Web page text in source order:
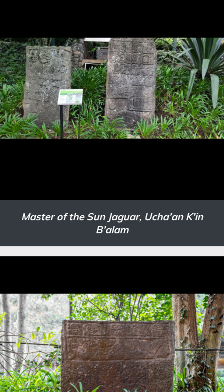
Master of the Sun Jaguar, Ucha’an K’in
B’alam